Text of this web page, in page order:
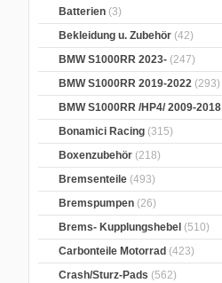
Batterien (3)
Bekleidung u. Zubehör (42)
BMW S1000RR 2023- (247)
BMW S1000RR 2019-2022 (293)
BMW S1000RR /HP4/ 2009-2018
Bonamici Racing (315)
Boxenzubehör (218)
Bremsenteile (493)
Bremspumpen (26)
Brems- Kupplungshebel (510)
Carbonteile Motorrad (423)
Crash/Sturz-Pads (562)